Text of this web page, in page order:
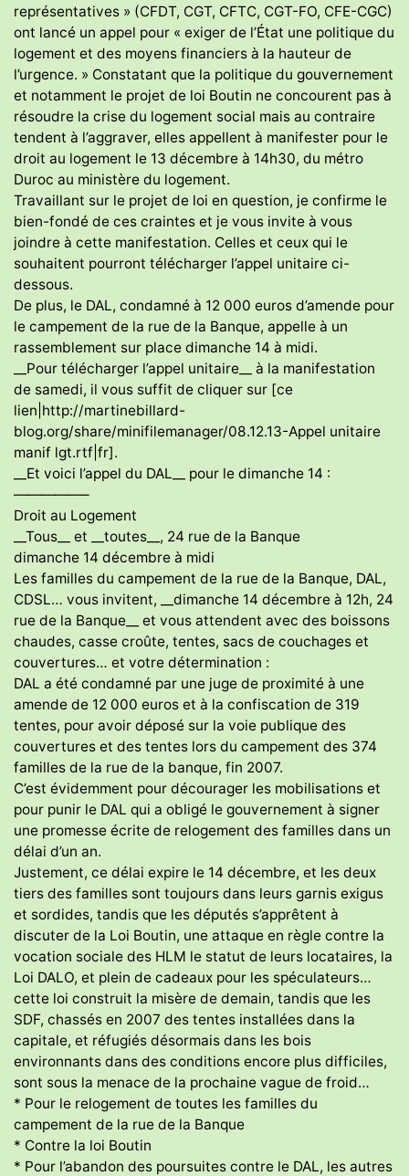
représentatives » (CFDT, CGT, CFTC, CGT-FO, CFE-CGC)
ont lancé un appel pour « exiger de l’État une politique du
logement et des moyens financiers à la hauteur de
l’urgence. » Constatant que la politique du gouvernement
et notamment le projet de loi Boutin ne concourent pas à
résoudre la crise du logement social mais au contraire
tendent à l’aggraver, elles appellent à manifester pour le
droit au logement le 13 décembre à 14h30, du métro
Duroc au ministère du logement.
Travaillant sur le projet de loi en question, je confirme le
bien-fondé de ces craintes et je vous invite à vous
joindre à cette manifestation. Celles et ceux qui le
souhaitent pourront télécharger l’appel unitaire ci-
dessous.
De plus, le DAL, condamné à 12 000 euros d’amende pour
le campement de la rue de la Banque, appelle à un
rassemblement sur place dimanche 14 à midi.
__Pour télécharger l’appel unitaire__ à la manifestation
de samedi, il vous suffit de cliquer sur [ce
lien|http://martinebillard-
blog.org/share/minifilemanager/08.12.13-Appel unitaire
manif lgt.rtf|fr].
__Et voici l’appel du DAL__ pour le dimanche 14 :
—————–
Droit au Logement
__Tous__ et __toutes__, 24 rue de la Banque
dimanche 14 décembre à midi
Les familles du campement de la rue de la Banque, DAL,
CDSL… vous invitent, __dimanche 14 décembre à 12h, 24
rue de la Banque__ et vous attendent avec des boissons
chaudes, casse croûte, tentes, sacs de couchages et
couvertures… et votre détermination :
DAL a été condamné par une juge de proximité à une
amende de 12 000 euros et à la confiscation de 319
tentes, pour avoir déposé sur la voie publique des
couvertures et des tentes lors du campement des 374
familles de la rue de la banque, fin 2007.
C’est évidemment pour décourager les mobilisations et
pour punir le DAL qui a obligé le gouvernement à signer
une promesse écrite de relogement des familles dans un
délai d’un an.
Justement, ce délai expire le 14 décembre, et les deux
tiers des familles sont toujours dans leurs garnis exigus
et sordides, tandis que les députés s’apprêtent à
discuter de la Loi Boutin, une attaque en règle contre la
vocation sociale des HLM le statut de leurs locataires, la
Loi DALO, et plein de cadeaux pour les spéculateurs…
cette loi construit la misère de demain, tandis que les
SDF, chassés en 2007 des tentes installées dans la
capitale, et réfugiés désormais dans les bois
environnants dans des conditions encore plus difficiles,
sont sous la menace de la prochaine vague de froid…
* Pour le relogement de toutes les familles du
campement de la rue de la Banque
* Contre la loi Boutin
* Pour l’abandon des poursuites contre le DAL, les autres